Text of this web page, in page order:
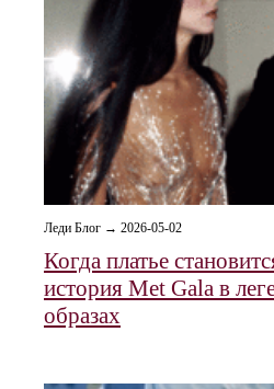
Леди Блог → 2026-05-02
Когда платье
история Met Gala в
образах